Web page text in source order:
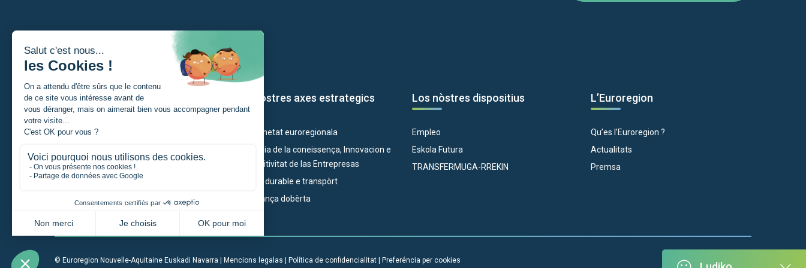
Soi
Un estudiant
Un portaire de projècte
Una institucion
Los nòstres axes estrategics
Ciutadanetat euroregionala
Economia de la coneissença, Innovacion e
Competitivitat de las Entrepresas
Territòri durable e transpòrt
Governança dobèrta
Los nòstres dispositius
Empleo
Eskola Futura
TRANSFERMUGA-RREKIN
L’Euroregion
Qu’es l’Euroregion ?
Actualitats
Premsa
© Euroregion Nouvelle-Aquitaine Euskadi Navarra | Mencions legalas Política de confidencialitat Preferéncia per cookies